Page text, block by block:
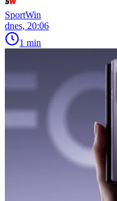
SportWin
dnes, 20:06
1 min